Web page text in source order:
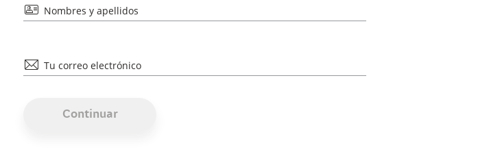
id Nombres y apellidos
mail Tu correo electrónico
Continuar